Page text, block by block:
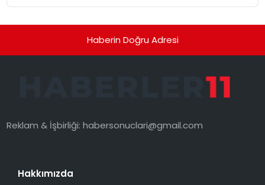
Haberin Doğru Adresi
Reklam & İşbirliği:habersonuclari@gmail.com
Hakkımızda